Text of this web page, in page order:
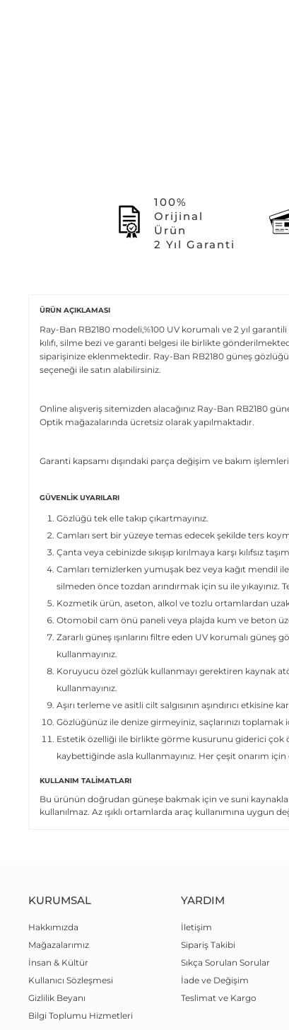
100%
Orijinal
Ürün
2 Yıl Garanti
ÜRÜN AÇIKLAMASI
Ray-Ban RB2180 modeli,%100 UV korumalı ve 2 yıl
kılıfı, silme bezi ve garanti belgesi ile birlikte
siparişinize eklenmektedir. Ray-Ban RB2180 güneş
seçeneği ile satın alabilirsiniz.
Online alışveriş sitemizden alacağınız Ray-Ban RB2180
Optik mağazalarında ücretsiz olarak yapılmaktadır.
Garanti kapsamı dışındaki parça değişim ve bakım
GÜVENLIK UYARILARI
Gözlüğü tek elle takıp çıkartmayınız.
Camları sert bir yüzeye temas edecek şekilde ters
Çanta veya cebinizde sıkışıp kırılmaya karşı kılıfsız
Camları temizlerken yumuşak bez veya kağıt mendil
silmeden önce tozdan arındırmak için su ile yıkayınız.
Kozmetik ürün, aseton, alkol ve tozlu ortamlardan uzak
Otomobil cam önü paneli veya plajda kum ve beton
Zararlı güneş ışınlarını filtre eden UV korumalı güneş
kullanmayınız.
Koruyucu özel gözlük kullanmayı gerektiren kaynak
kullanmayınız.
Aşırı terleme ve asitli cilt salgısının aşındırıcı etkisine
Gözlüğünüz ile denize girmeyiniz, saçlarınızı toplamak
Estetik özelliği ile birlikte görme kusurunu giderici çok
kaybettiğinde asla kullanmayınız. Her çeşit onarım
KULLANIM TALIMATLARI
Bu ürünün doğrudan güneşe bakmak için ve suni
kullanılmaz. Az ışıklı ortamlarda araç kullanımına uygun
KURUMSAL
Hakkımızda
Mağazalarımız
İnsan & Kültür
Kullanıcı Sözleşmesi
Gizlilik Beyanı
Bilgi Toplumu Hizmetleri
YARDIM
İletişim
Sipariş Takibi
Sıkça Sorulan Sorular
İade ve Değişim
Teslimat ve Kargo